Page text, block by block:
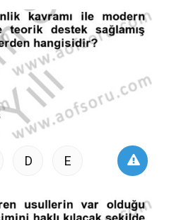
D E